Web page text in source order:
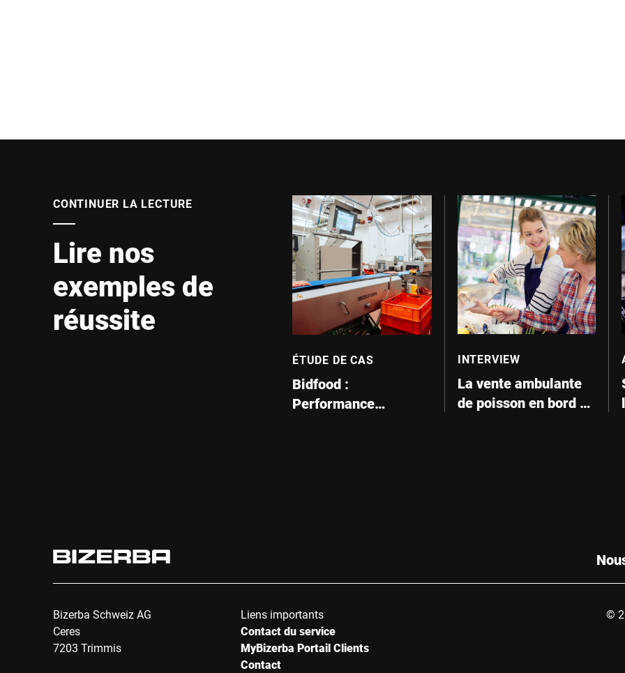
CONTINUER LA LECTURE
Lire nos
exemples de
réussite
ÉTUDE DE CAS
Bidfood :
Performance
INTERVIEW
La vente ambulante
de poisson en bord de
Bizerba Schweiz AG
Ceres
7203 Trimmis
Liens importants
Contact du service
MyBizerba Portail Clients
Contact
©